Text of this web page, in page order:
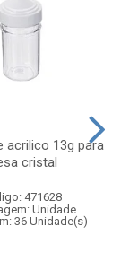
acrilico 13g para
cristal
471628
Unidade
36 Unidade(s)